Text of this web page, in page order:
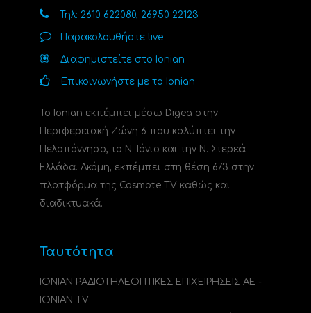
Τηλ: 2610 622080, 26950 22123
Παρακολουθήστε live
Διαφημιστείτε στο Ionian
Επικοινωνήστε με το Ionian
Το Ionian εκπέμπει μέσω Digea στην
Περιφερειακή Ζώνη 6 που καλύπτει την
Πελοπόννησο, το N. Ιόνιο και την Ν. Στερεά
Ελλάδα. Ακόμη, εκπέμπει στη θέση 673 στην
πλατφόρμα της Cosmote TV καθώς και
διαδικτυακά.
Ταυτότητα
ΙΟΝΙΑΝ ΡΑΔΙΟΤΗΛΕΟΠΤΙΚΕΣ ΕΠΙΧΕΙΡΗΣΕΙΣ ΑΕ -
IONIAN TV